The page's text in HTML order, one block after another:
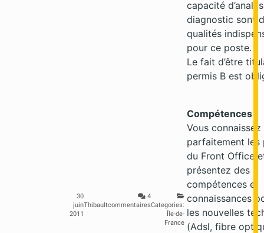
30
juin
2011
Thibault
4
commentairesCategories:
Île-de-
France
capacité
diagnostic sont
qualités
pour ce poste.
Le fait d’être
permis B est
Compétences :
Vous connaissez
parfaitement les
du Front Office
présentez des
compétences et
connaissances
les nouvelles
(Adsl, fibre